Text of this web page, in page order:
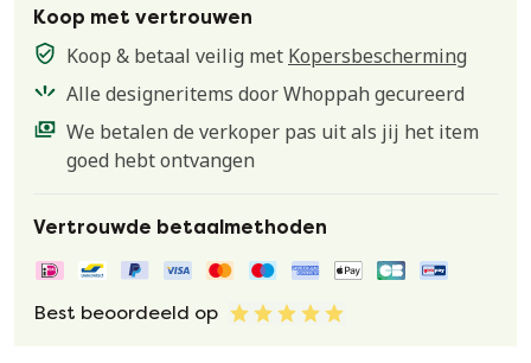
Koop met vertrouwen
Koop & betaal veilig met Kopersbescherming
Alle designeritems door Whoppah gecureerd
We betalen de verkoper pas uit als jij het item
goed hebt ontvangen
Vertrouwde betaalmethoden
Best beoordeeld op